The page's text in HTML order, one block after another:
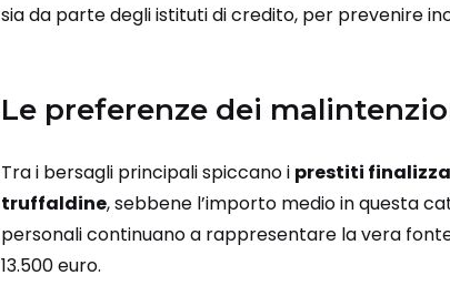
sia da parte degli istituti di credito, per prevenire
Le preferenze dei
Tra i bersagli principali spiccano i prestiti
truffaldine, sebbene l’importo medio in questa
personali continuano a rappresentare la vera
13.500 euro.